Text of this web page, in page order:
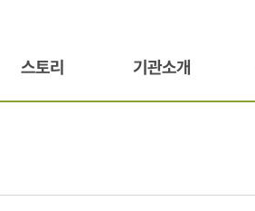
스토리 기관소개